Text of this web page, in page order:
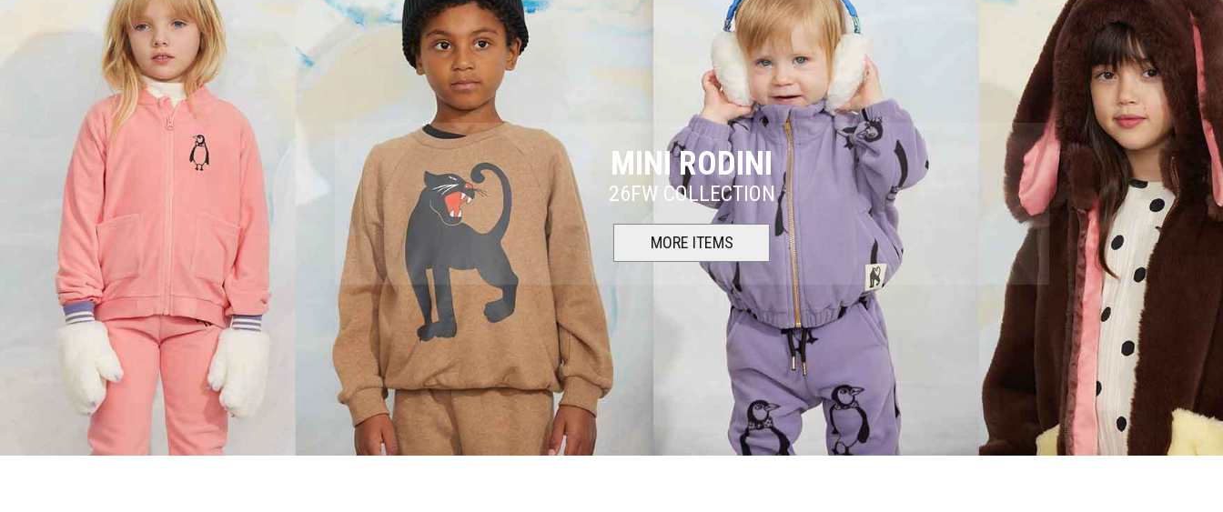
MINI RODINI
26FW COLLECTION
MORE ITEMS